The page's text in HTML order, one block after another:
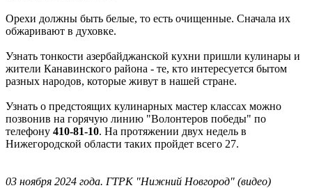
Орехи должны быть белые, то есть очищенные. Сначала их
обжаривают в духовке.
Узнать тонкости азербайджанской кухни пришли кулинары и
жители Канавинского района - те, кто интересуется бытом
разных народов, которые живут в нашей стране.
Узнать о предстоящих кулинарных мастер классах можно
позвонив на горячую линию "Волонтеров победы" по
телефону 410-81-10. На протяжении двух недель в
Нижегородской области таких пройдет всего 27.
03 ноября 2024 года. ГТРК "Нижний Новгород" (видео)